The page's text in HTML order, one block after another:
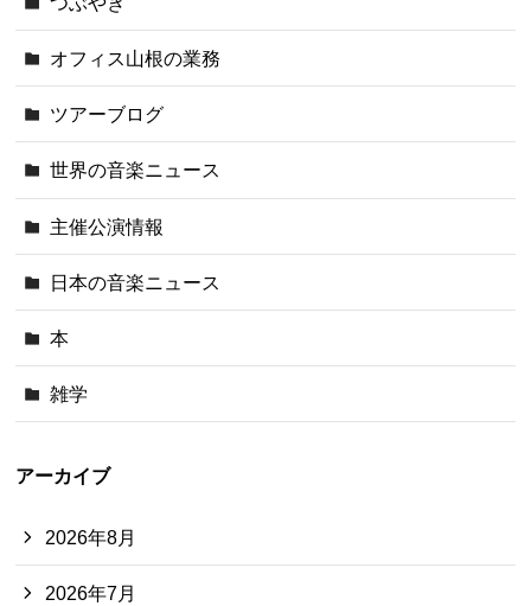
オフィス山根の業務
ツアーブログ
世界の音楽ニュース
主催公演情報
日本の音楽ニュース
本
雑学
アーカイブ
2026年8月
2026年7月